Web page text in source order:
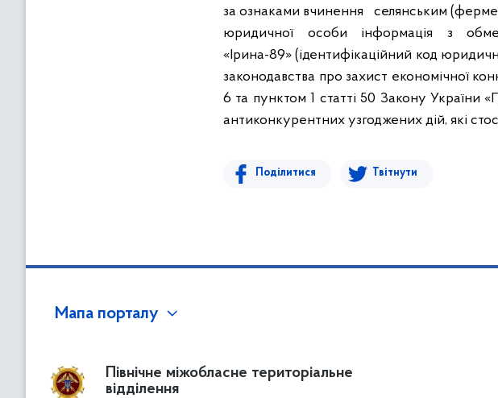
за ознаками вчинення селянським
юридичної особи інформація з
«Ірина-89»(ідентифікаційний код
законодавства про захист економічної
6 та пунктом 1 статті 50 Закону України
антиконкурентних узгоджених дій, які
Поділитися Твітнути
Мапа порталу
Північне міжобласне територіальне
відділення